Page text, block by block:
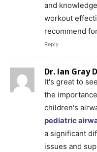
and
workout
recommend
Reply
Dr. Ian Gray
It's great to
the
children's
pediatric
a significant
issues and